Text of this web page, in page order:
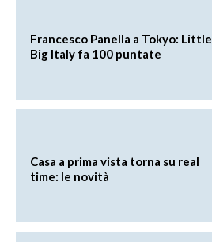
Francesco Panella a Tokyo: Little
Big Italy fa 100 puntate
Casa a prima vista torna su real
time: le novità